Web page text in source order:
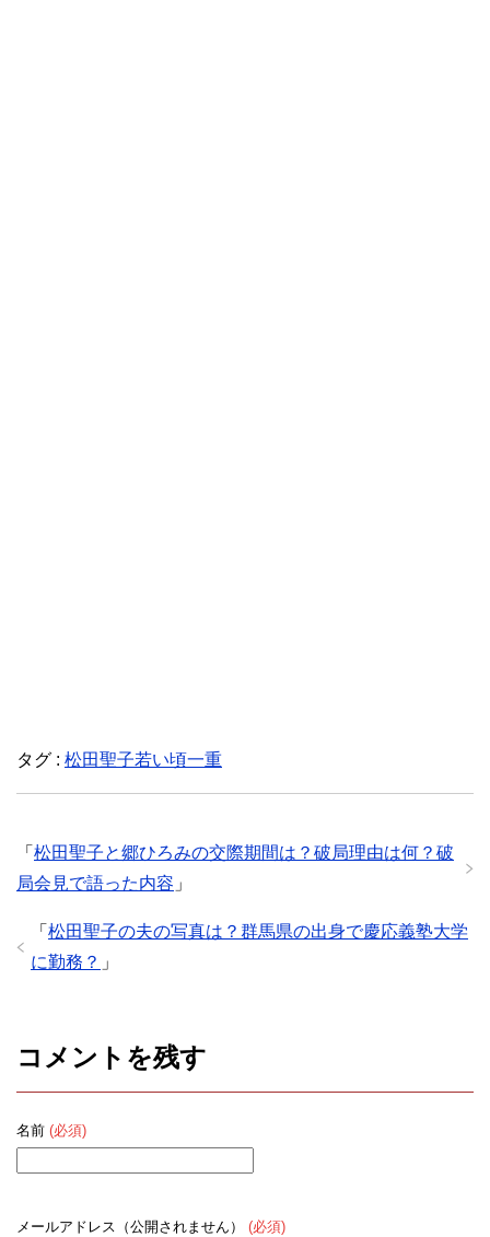
タグ : 松田聖子若い頃一重
「 松田聖子と郷ひろみの交際期間は？破局理由は何？破
局会見で語った内容 」
「 松田聖子の夫の写真は？群馬県の出身で慶応義塾大学
に勤務？ 」
コメントを残す
名前 (必須)
メールアドレス（公開されません） (必須)